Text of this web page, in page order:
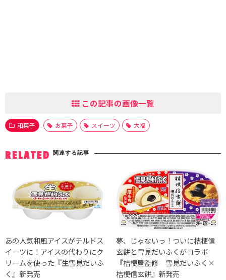
この記事の画像一覧
和菓子 お菓子 スイーツ 大福
RELATED 関連する記事
あの人気和風アイスがチルドス
イーツに！アイスの代わりにク
リームを使った『生雪見だいふ
く』新発売
夢、じゃないっ！ついに桔梗信
玄餅と雪見だいふくがコラボ
『桔梗屋監修 雪見だいふく×
桔梗信玄餅』新発売